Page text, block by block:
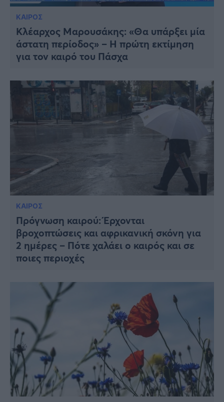
ΚΑΙΡΟΣ
Κλέαρχος Μαρουσάκης: «Θα υπάρξει μία
άστατη περίοδος» – Η πρώτη εκτίμηση
για τον καιρό του Πάσχα
ΚΑΙΡΟΣ
Πρόγνωση καιρού: Έρχονται
βροχοπτώσεις και αφρικανική σκόνη για
2 ημέρες – Πότε χαλάει ο καιρός και σε
ποιες περιοχές